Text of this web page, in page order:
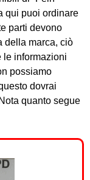
qui puoi ordinare
parti devono
della marca, ciò
le informazioni
possiamo
dovrai
quanto segue